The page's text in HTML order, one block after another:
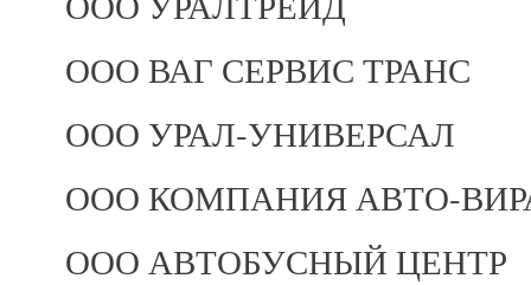
ООО ВАГ СЕРВИС ТРАНС
ООО УРАЛ-УНИВЕРСАЛ
ООО КОМПАНИЯ АВТО-
ООО АВТОБУСНЫЙ ЦЕНТР